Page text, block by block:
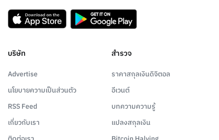
บริษัท
Advertise
นโยบายความเป็นส่วนตัว
RSS Feed
เกี่ยวกับเรา
สำรวจ
ราคาสกุลเงินดิจิตอล
อีเวนต์
บทความความรู้
แปลงสกุลเงิน